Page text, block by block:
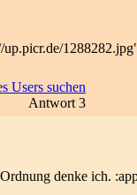
Antwort 3
denke ich.